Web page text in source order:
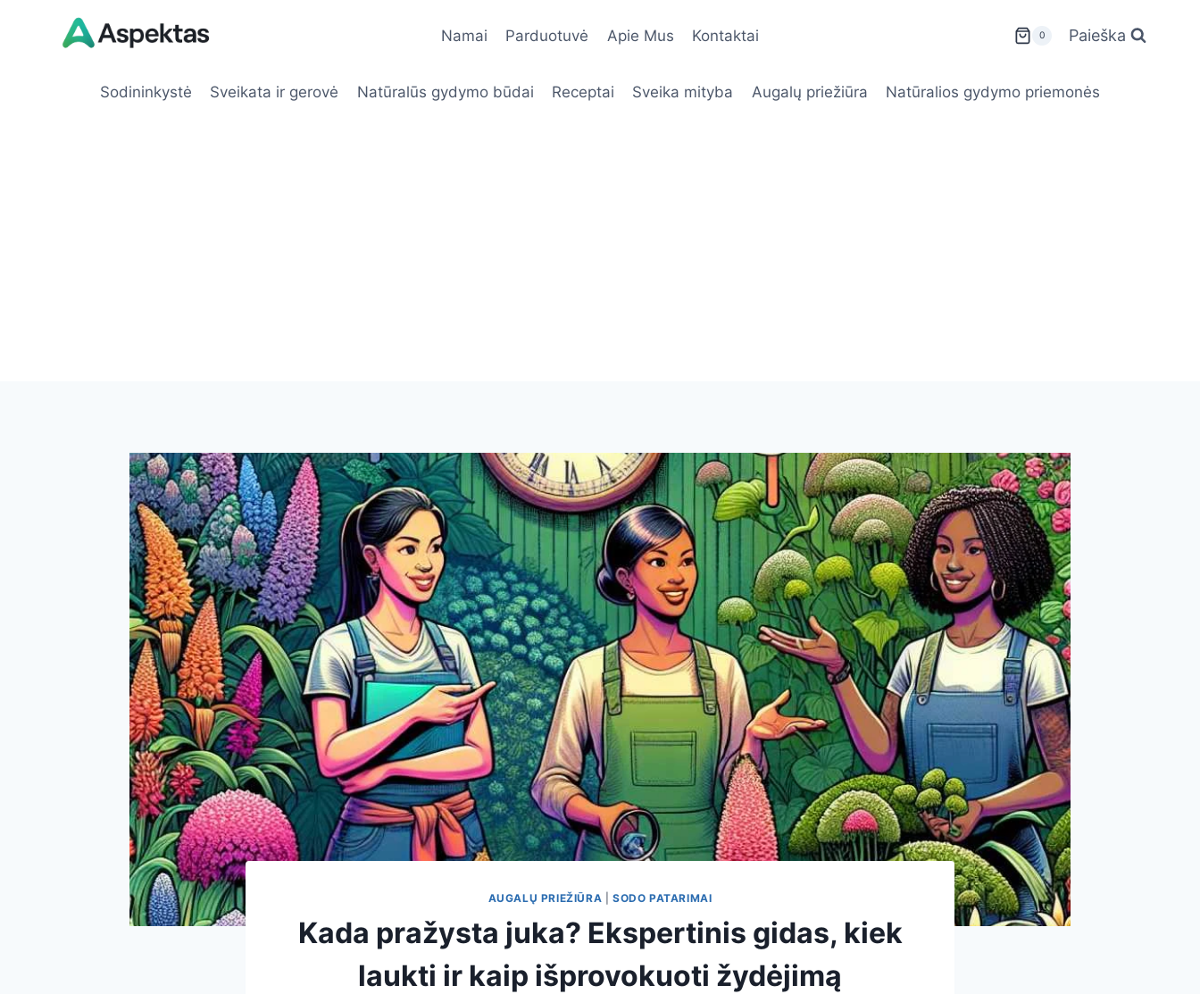
Namai Parduotuvė Apie Mus Kontaktai 0 Paieška
Sodininkystė Sveikata ir gerovė Natūralūs gydymo būdai Receptai Sveika mityba Augalų priežiūra Natūralios gydymo priemonės
AUGALŲ PRIEŽIŪRA SODO PATARIMAI
Kada pražysta juka? Ekspertinis gidas, kiek
laukti ir kaip išprovokuoti žydėjimą